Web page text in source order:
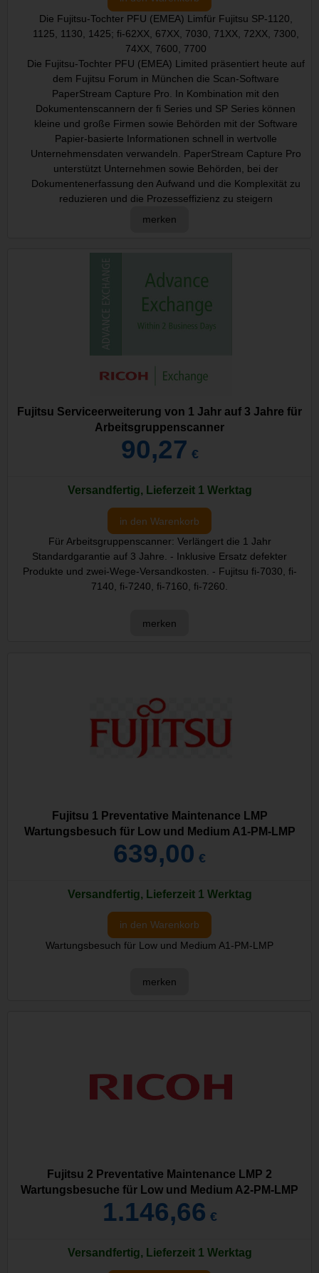
Die Fujitsu-Tochter PFU (EMEA) Limfür Fujitsu SP-1120,
1125, 1130, 1425; fi-62XX, 67XX, 7030, 71XX, 72XX, 7300,
74XX, 7600, 7700
Die Fujitsu-Tochter PFU (EMEA) Limited präsentiert heute auf
dem Fujitsu Forum in München die Scan-Software
PaperStream Capture Pro. In Kombination mit den
Dokumentenscannern der fi Series und SP Series können
kleine und große Firmen sowie Behörden mit der Software
Papier-basierte Informationen schnell in wertvolle
Unternehmensdaten verwandeln. PaperStream Capture Pro
unterstützt Unternehmen sowie Behörden, bei der
Dokumentenerfassung den Aufwand und die Komplexität zu
reduzieren und die Prozesseffizienz zu steigern
merken
Fujitsu Serviceerweiterung von 1 Jahr auf 3 Jahre für
Arbeitsgruppenscanner
90,27 €
Für Arbeitsgruppenscanner: Verlängert die 1 Jahr
Standardgarantie auf 3 Jahre. - Inklusive Ersatz defekter
Produkte und zwei-Wege-Versandkosten. - Fujitsu fi-7030, fi-
7140, fi-7240, fi-7160, fi-7260.
merken
Versandfertig, Lieferzeit 1 Werktag
in den Warenkorb
Fujitsu 1 Preventative Maintenance LMP
Wartungsbesuch für Low und Medium A1-PM-LMP
639,00 €
Wartungsbesuch für Low und Medium A1-PM-LMP
merken
Versandfertig, Lieferzeit 1 Werktag
in den Warenkorb
Fujitsu 2 Preventative Maintenance LMP 2
Wartungsbesuche für Low und Medium A2-PM-LMP
1.146,66 €
Versandfertig, Lieferzeit 1 Werktag